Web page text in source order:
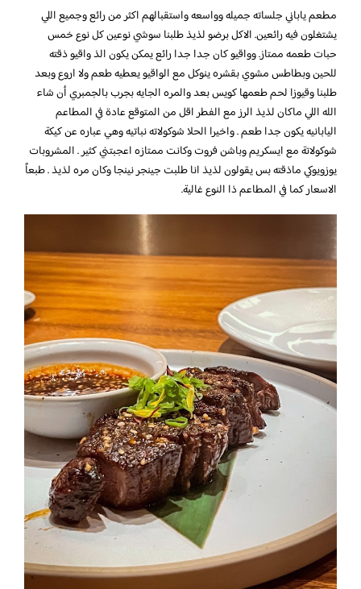
مطعم ياباني جلساته جميله وواسعه واستقبالهم اكثر من رائع وجميع اللي
يشتغلون فيه رائعين. الاكل برضو لذيذ طلبنا سوشي نوعين كل نوع خمس
حبات طعمه ممتاز. وواقيو كان جدا جدا رائع يمكن يكون الذ واقيو ذقته
للحين وبطاطس مشوي بقشره ينوكل مع الواقيو يعطيه طعم ولا اروع وبعد
طلبنا وقيوزا لحم طعمها كويس بعد والمره الجايه بجرب بالجمبري أن شاء
الله اللي ماكان لذيذ الرز مع الفطر اقل من المتوقع عادة في المطاعم
اليابانيه يكون جدا طعم . واخيرا الحلا شوكولاته نباتيه وهي عباره عن كيكة
شوكولاتة مع ايسكريم وباشن فروت وكانت ممتازه اعجبتني كثير . المشروبات
يوزويوكي ماذقته بس يقولون لذيذ انا طلبت جينجر نينجا وكان مره لذيذ . طبعاً
الاسعار كما في المطاعم ذا النوع غالية.